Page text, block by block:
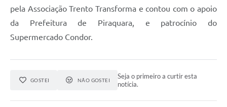
pela Associação Trento Transforma e contou com o apoio
da Prefeitura de Piraquara, e patrocínio do
Supermercado Condor.
GOSTEI NÃO GOSTEI
Seja o primeiro a curtir esta
notícia.